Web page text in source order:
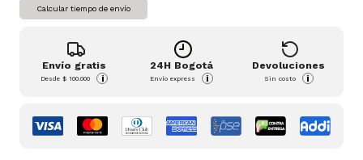
Calcular tiempo de envío
Envío gratis
Desde$ 100.000 i
24H Bogotá
Envío express i
Devoluciones
Sin costo i